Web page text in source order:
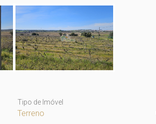
Tipo de Imóvel
Terreno